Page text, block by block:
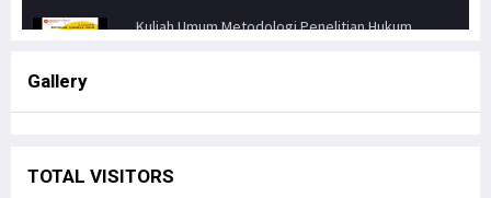
Kuliah Umum Metodologi Penelitian Hukum
Jagapapua TV
Gallery
TOTAL VISITORS